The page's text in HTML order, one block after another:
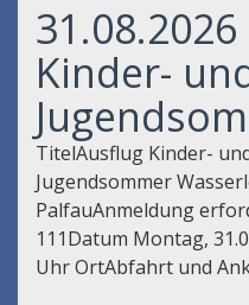
Kinder-
TitelAusflug Kinder-
Jugendsommer
PalfauAnmeldung
111Datum Montag,
Uhr OrtAbfahrt und